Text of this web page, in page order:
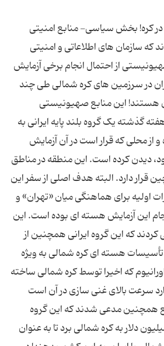
در کره! بخش سیاسی- منابع امنیتی
سازمان های اطلاعاتی و امنیتی
از احتمال انجام برخی آزمایش
در سرزمین های کره شمالی طی چند
هستند! این منابع صهیونیستی
گذشته یک گروه بلند پایه ایرانی به
از محلی که قرار است در آن آزمایش
دیدن کرده است. این منطقه در مناطق
قرار دارد. البته هدف اصلی از سفر این
اولیه برای هماهنگی میان «تهران» و
این آزمایش هسته ای بوده است. این
کردند که این گروه ایرانی همچنین از
هسته ای کره شمالی به ویژه
که اخیرا توسط کره شمالی ساخته
سرعت بالای غنی سازی در آن است
همچنین مدعی شدند که این گروه
با خود مبلغ 150 میلیون دلار به کره شمالی برد تا به عنوان